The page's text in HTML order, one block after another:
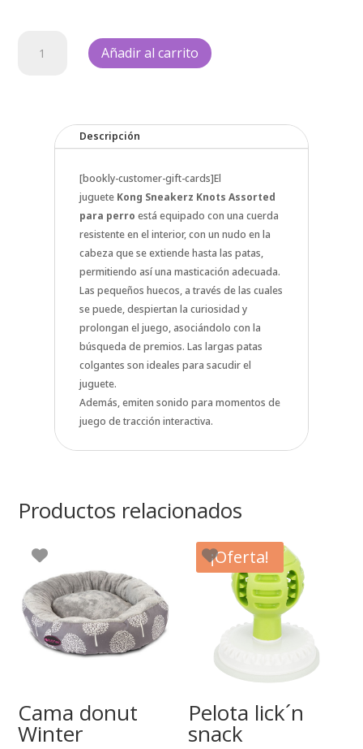
cantidad
Añadir al carrito
Descripción
[bookly-customer-gift-cards]El
juguete Kong Sneakerz Knots Assorted
para perro está equipado con una cuerda
resistente en el interior, con un nudo en la
cabeza que se extiende hasta las patas,
permitiendo así una masticación adecuada.
Las pequeños huecos, a través de las cuales
se puede, despiertan la curiosidad y
prolongan el juego, asociándolo con la
búsqueda de premios. Las largas patas
colgantes son ideales para sacudir el
juguete.
Además, emiten sonido para momentos de
juego de tracción interactiva.
Productos relacionados
Cama donut
Winter
¡Oferta!
Pelota lick´n
snack